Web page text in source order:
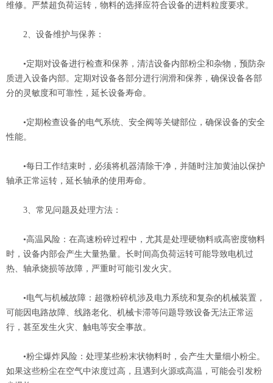
维修。严禁超负荷运转，物料的选择应符合设备的进料粒度要求‌。
‌2、设备维护与保养‌：
•定期对设备进行检查和保养，清洁设备内部粉尘和杂物，预防杂
质进入设备内部。定期对设备各部分进行润滑和保养，确保设备各部
分的灵敏度和可靠性，延长设备寿命‌。
•定期检查设备的电气系统、安全阀等关键部位，确保设备的安全
性能‌。
•每日工作结束时，必须将机器清除干净，并随时注加黄油以保护
轴承正常运转，延长轴承的使用寿命‌。
‌3、常见问题及处理方法‌：
‌•高温风险‌：在高速粉碎过程中，尤其是处理硬物料或高密度物料
时，设备内部会产生大量热量。长时间高负荷运转可能导致电机过
热、轴承烧损等故障，严重时可能引发火灾‌。
‌•电气与机械故障‌：超微粉碎机涉及电力系统和复杂的机械装置，
可能因电路故障、线路老化、机械卡滞等问题导致设备无法正常运
行，甚至发生火灾、触电等安全事故‌。
‌•粉尘爆炸风险‌：处理某些粉末状物料时，会产生大量细小粉尘。
如果这些粉尘在空气中浓度过高，且遇到火源或高温，可能会引发粉